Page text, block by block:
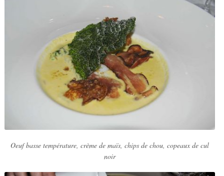
Oeuf basse température, crème de maïs, chips de chou, copeaux de cul
noir